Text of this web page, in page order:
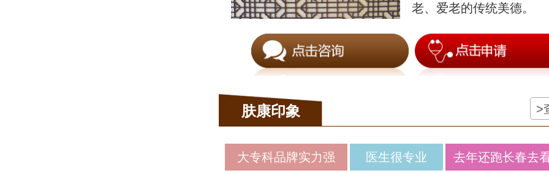
老、爱老的传统美德。
肤康印象 >
大专科品牌实力强 医生很专业 去年还跑长春去